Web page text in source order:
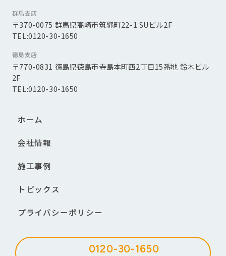
群馬支店
〒370-0075 群馬県高崎市筑縄町22-1 SUビル2F
TEL:0120-30-1650
徳島支店
〒770-0831 徳島県徳島市寺島本町西2丁目15番地 鈴木ビル
2F
TEL:0120-30-1650
ホーム
会社情報
施工事例
トピックス
プライバシーポリシー
0120-30-1650